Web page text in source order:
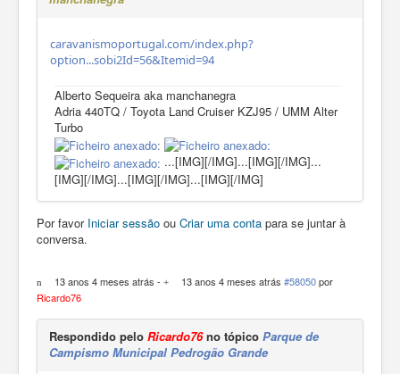
caravanismoportugal.com/index.php?
option...sobi2Id=56&Itemid=94
Alberto Sequeira aka manchanegra
Adria 440TQ / Toyota Land Cruiser KZJ95 / UMM Alter
Turbo
...[IMG][/IMG]...[IMG][/IMG]...
[IMG][/IMG]...[IMG][/IMG]...[IMG][/IMG]
Por favor Iniciar sessão ou Criar uma conta para se juntar à
conversa.
13 anos 4 meses atrás - 13 anos 4 meses atrás #58050 por
Ricardo76
Respondido pelo Ricardo76no tópico Parque de
Campismo Municipal Pedrogão Grande